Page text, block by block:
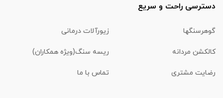
دسترسی راحت و سریع
گوهرسنگها زیورآلات درمانی
کالکشن مردانه ریسه سنگ(ویژه همکاران)
رضایت مشتری تماس با ما